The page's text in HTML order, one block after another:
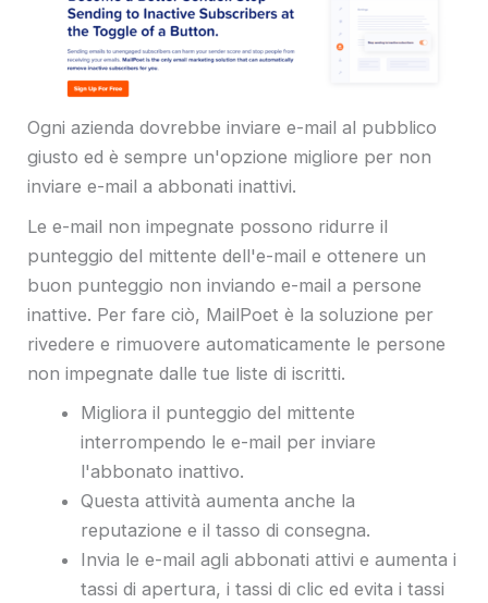
Ogni azienda dovrebbe inviare e-mail al pubblico
giusto ed è sempre un'opzione migliore per non
inviare e-mail a abbonati inattivi.
Le e-mail non impegnate possono ridurre il
punteggio del mittente dell'e-mail e ottenere un
buon punteggio non inviando e-mail a persone
inattive. Per fare ciò, MailPoet è la soluzione per
rivedere e rimuovere automaticamente le persone
non impegnate dalle tue liste di iscritti.
Migliora il punteggio del mittente
interrompendo le e-mail per inviare
l'abbonato inattivo.
Questa attività aumenta anche la
reputazione e il tasso di consegna.
Invia le e-mail agli abbonati attivi e aumenta i
tassi di apertura, i tassi di clic ed evita i tassi